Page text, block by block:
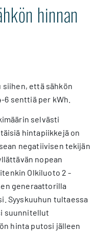
hinnan
että sähkön
senttiä per kWh.
selvästi
hintapiikkejä on
negatiivisen tekijän
nopean
Olkiluoto 2 -
generaattorilla
Syyskuuhun tultaessa
suunnitellut
hinta putosi jälleen